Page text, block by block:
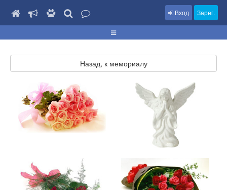
Вход Зарег.
Назад, к мемориалу